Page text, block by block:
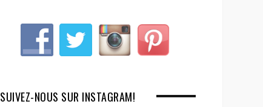
SUIVEZ-NOUS SUR INSTAGRAM!